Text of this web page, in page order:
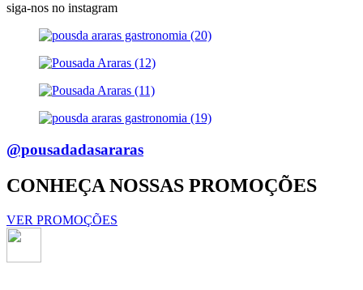
siga-nos no instagram
@pousadadasararas
CONHEÇA NOSSAS PROMOÇÕES
VER PROMOÇÕES